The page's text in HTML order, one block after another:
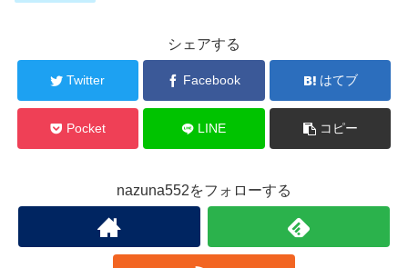
シェアする
Twitter Facebook はてブ
Pocket LINE コピー
nazuna552をフォローする